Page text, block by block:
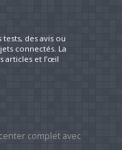
des avis ou
connectés. La
articles et l’œil
complet avec